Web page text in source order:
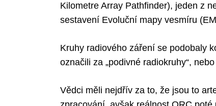
Kilometre Array Pathfinder), jeden z
sestavení Evoluční mapy vesmíru
Kruhy radiového záření se podobaly
označili za „podivné radiokruhy“,
Vědci měli nejdřív za to, že jsou to